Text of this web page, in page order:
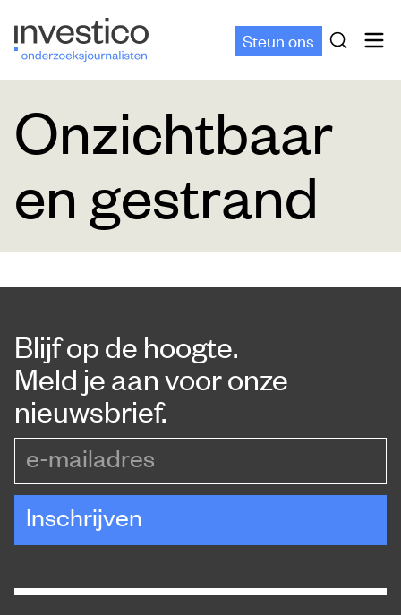
Steun ons
Onzichtbaar
en gestrand
Blijf op de hoogte.
Meld je aan voor onze
nieuwsbrief.
Inschrijven